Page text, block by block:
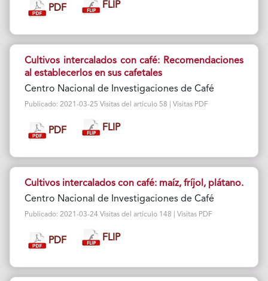
PDF FLIP
Cultivos intercalados con café: Recomendaciones
al establecerlos en sus cafetales
Centro Nacional de Investigaciones de Café
Publicado: 2021-03-25 Visitas del artículo 58 | Visitas PDF
PDF FLIP
Cultivos intercalados con café: maíz, fríjol, plátano.
Centro Nacional de Investigaciones de Café
Publicado: 2021-03-24 Visitas del artículo 148 | Visitas PDF
PDF FLIP